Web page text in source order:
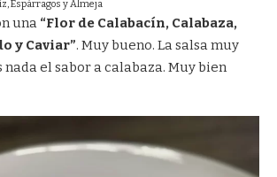
Espárragos y Almeja
una “Flor de Calabacín, Calabaza,
y Caviar”. Muy bueno. La salsa muy
nada el sabor a calabaza. Muy bien